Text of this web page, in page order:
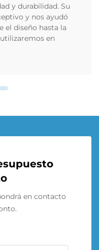
y durabilidad. Su
y nos ayudó
el diseño hasta la
en
en contacto